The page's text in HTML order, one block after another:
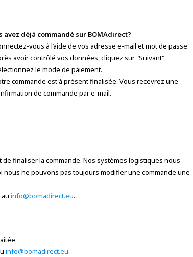
avez déjà commandé sur BOMAdirect?
vous à l’aide de vos adresse e-mail et mot de passe.
avoir contrôlé vos données, cliquez sur "Suivant".
le mode de paiement.
commande est à présent finalisée. Vous recevrez une
de commande par e-mail.
finaliser la commande. Nos systèmes logistiques nous
nous ne pouvons pas toujours modifier une commande une
info@bomadirect.eu.
info@bomadirect.eu.